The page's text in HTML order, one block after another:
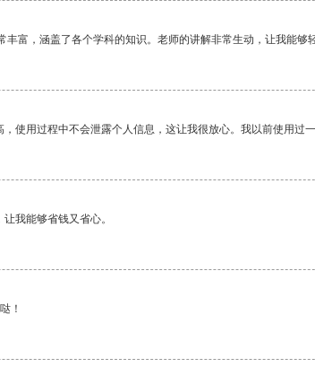
丰富，涵盖了各个学科的知识。老师的讲解非常生动，让我能够
使用过程中不会泄露个人信息，这让我很放心。我以前使用过
我能够省钱又省心。
！